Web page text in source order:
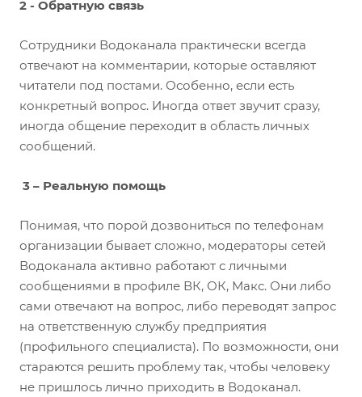
2 - Обратную связь
Сотрудники Водоканала практически всегда
отвечают на комментарии, которые оставляют
читатели под постами. Особенно, если есть
конкретный вопрос. Иногда ответ звучит сразу,
иногда общение переходит в область личных
сообщений.
3 – Реальную помощь
Понимая, что порой дозвониться по телефонам
организации бывает сложно, модераторы сетей
Водоканала активно работают с личными
сообщениями в профиле ВК, ОК, Макс. Они либо
сами отвечают на вопрос, либо переводят запрос
на ответственную службу предприятия
(профильного специалиста). По возможности, они
стараются решить проблему так, чтобы человеку
не пришлось лично приходить в Водоканал.